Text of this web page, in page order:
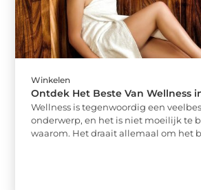
Winkelen
Ontdek Het Beste Van Wellness
Wellness is tegenwoordig een
onderwerp, en het is niet moeilijk te
waarom. Het draait allemaal om het